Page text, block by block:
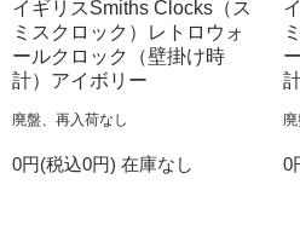
イギリスSmiths Clocks（ス
ミスクロック）レトロウォ
ールクロック（壁掛け時
計）アイボリー
廃盤、再入荷なし
0円(税込0円) 在庫なし 0